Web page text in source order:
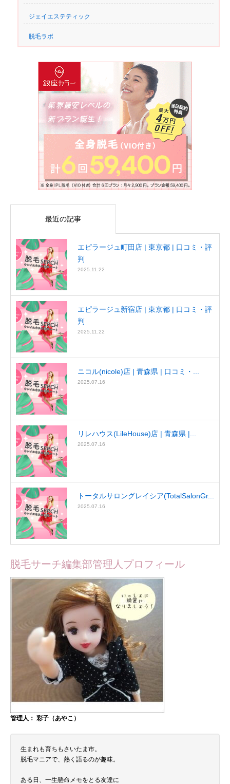
ジェイエステティック
脱毛ラボ
最近の記事
エピラージュ町田店 | 東京都 | 口コミ・評
判
2025.11.22
エピラージュ新宿店 | 東京都 | 口コミ・評
判
2025.11.22
ニコル(nicole)店 | 青森県 | 口コミ・...
2025.07.16
リレハウス(LileHouse)店 | 青森県 |...
2025.07.16
トータルサロングレイシア(TotalSalonGr...
2025.07.16
脱毛サーチ編集部管理人プロフィール
管理人： 彩子（あやこ）
生まれも育ちもさいたま市。
脱毛マニアで、熱く語るのが趣味。
ある日、一生懸命メモをとる友達に